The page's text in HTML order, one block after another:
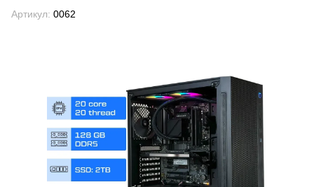
Артикул: 0062